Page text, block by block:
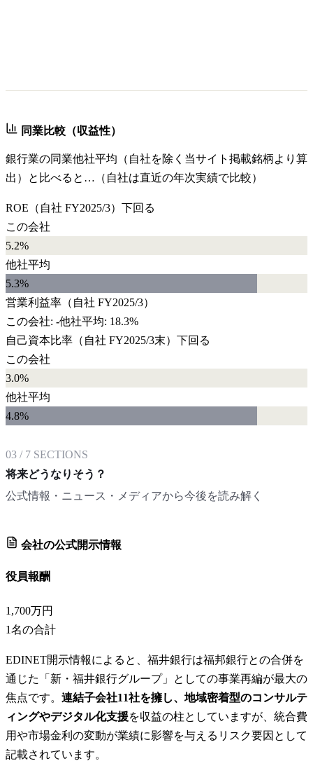
同業比較（収益性）
銀行業の同業他社平均（自社を除く当サイト掲載銘柄より算
出）と比べると…（自社は直近の年次実績で比較）
ROE （自社 FY2025/3） 下回る
この会社
5.2%
他社平均
5.3%
営業利益率 （自社 FY2025/3）
この会社: -他社平均: 18.3%
自己資本比率 （自社 FY2025/3末） 下回る
この会社
3.0%
他社平均
4.8%
03 / 7 SECTIONS
将来どうなりそう？
公式情報・ニュース・メディアから今後を読み解く
会社の公式開示情報
役員報酬
1,700万円
1名の合計
EDINET開示情報によると、福井銀行は福邦銀行との合併を
通じた「新・福井銀行グループ」としての事業再編が最大の
焦点です。 連結子会社11社を擁し、地域密着型のコンサルテ
ィングやデジタル化支援を収益の柱としていますが、統合費
用や市場金利の変動が業績に影響を与えるリスク要因として
記載されています。